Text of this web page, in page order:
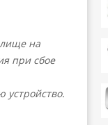
на
при сбое
устройство.